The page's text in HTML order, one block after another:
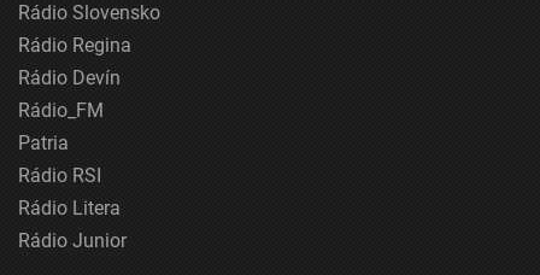
Rádio Slovensko
Rádio Regina
Rádio Devín
Rádio_FM
Patria
Rádio RSI
Rádio Litera
Rádio Junior